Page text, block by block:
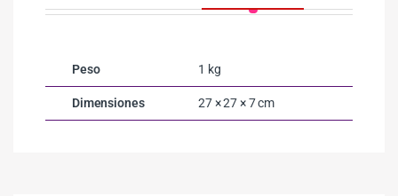
Peso 1 kg
Dimensiones 27 × 27 × 7 cm